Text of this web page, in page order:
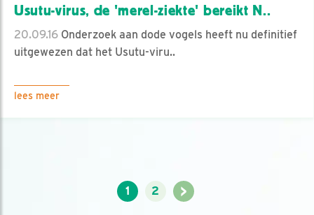
Usutu-virus, de 'merel-ziekte' bereikt N..
20.09.16 Onderzoek aan dode vogels heeft nu definitief
uitgewezen dat het Usutu-viru..
lees meer
1 2 >